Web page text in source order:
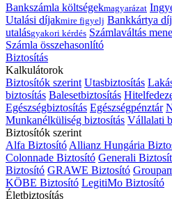
Bankszámla költségekmagyarázat
Utalási díjakmire figyelj Bankkártya
utalásgyakori kérdés Számlaváltás
Számla összehasonlító
Biztosítás
Kalkulátorok
Biztosítók szerint Utasbiztosítás
biztosítás Balesetbiztosítás
Egészségbiztosítás Egészségpénztár
Munkanélküliség biztosítás Vállalati
Biztosítók szerint
Alfa Biztosító Allianz Hungária
Colonnade Biztosító Generali
Biztosító GRAWE Biztosító
KÖBE Biztosító LegitiMo Biztosító
Életbiztosítás